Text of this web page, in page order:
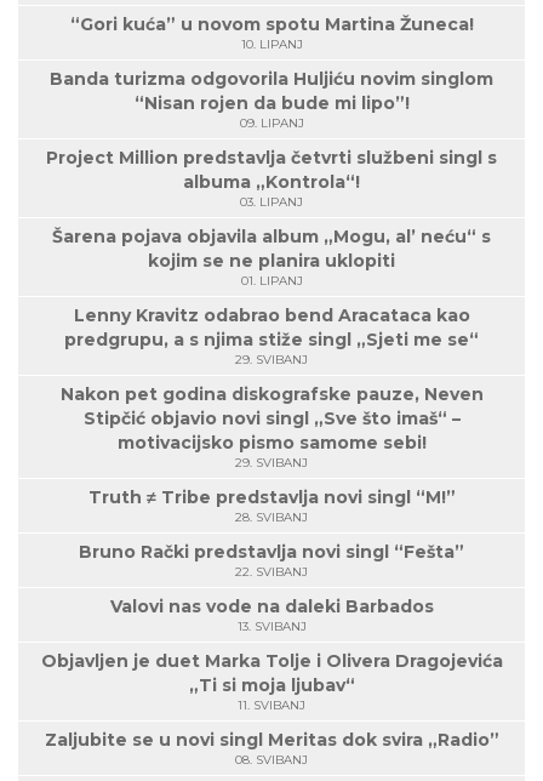
“Gori kuća” u novom spotu Martina Žuneca!
10. LIPANJ
Banda turizma odgovorila Huljiću novim singlom
“Nisan rojen da bude mi lipo”!
09. LIPANJ
Project Million predstavlja četvrti službeni singl s
albuma „Kontrola“!
03. LIPANJ
Šarena pojava objavila album „Mogu, al’ neću“ s
kojim se ne planira uklopiti
01. LIPANJ
Lenny Kravitz odabrao bend Aracataca kao
predgrupu, a s njima stiže singl „Sjeti me se“
29. SVIBANJ
Nakon pet godina diskografske pauze, Neven
Stipčić objavio novi singl „Sve što imaš“ –
motivacijsko pismo samome sebi!
29. SVIBANJ
Truth ≠ Tribe predstavlja novi singl “M!”
28. SVIBANJ
Bruno Rački predstavlja novi singl “Fešta”
22. SVIBANJ
Valovi nas vode na daleki Barbados
13. SVIBANJ
Objavljen je duet Marka Tolje i Olivera Dragojevića
„Ti si moja ljubav“
11. SVIBANJ
Zaljubite se u novi singl Meritas dok svira „Radio”
08. SVIBANJ